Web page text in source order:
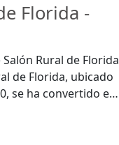
Florida -
Rural de Florida
de Florida, ubicado
se ha convertido en